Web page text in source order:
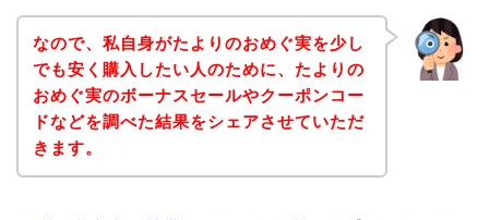
なので、私自身がたよりのおめぐ実を少し
でも安く購入したい人のために、たよりの
おめぐ実のボーナスセールやクーポンコー
ドなどを調べた結果をシェアさせていただ
きます。